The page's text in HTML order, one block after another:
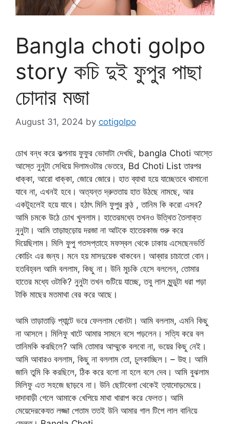
Bangla choti golpo
story কচি দুই ফুপুর পাছা
চোদার মজা
August 31, 2024 by cotigolpo
চোখ বন্ধ করে কল্পনায় ফুফুর ভোদাটা দেখছি, bangla Choti আস্তে
আস্তে নুনুটা সেধিয়ে দিলামওটার ভেতরে, Bd Choti List তারপর
ধাক্কা, আরো ধাক্কা, জোরে জোরে। হাত ব্যাথা হয়ে যাচ্ছেতবে থামানো
যাবে না, এখনই হবে। অত্যন্ত দ্রুততায় হাত উঠছে নামছে, আর
একটুহলেই হয়ে যাবে। হঠাৎ মিলি ফুপুর কন্ঠ , তানিম কি করো এসব?
আমি চমকে উঠে চোখ খুললাম। হাতেরমধ্যে তখনও উত্থিত তৈলাক্ত
নুনুটা। আমি তাড়াহুড়োয় দরজা না আটকে হাতেরকাজ শুরু করে
দিয়েছিলাম। মিলি ফুপু গতসপ্তাহে মফস্বল থেকে ঢাকায় এসেছেনভর্তি
কোচিং এর জন্য। মনে হয় মাসদুয়েক থাকবেন। আব্বার চাচাতো বোন।
হতবিহ্বল আমি বললাম, কিছু না। উনি মুচকি হেসে বললেন, তোমার
হাতের মধ্যে ওটাকি? নুনুটা তখন গুটিয়ে যাচ্ছে, তবু লাল মুন্ডুটা ধরা পড়া
টাকি মাছের মতমাথা বের করে আছে।
আমি তাড়াতাড়ি প্যান্টে ভরে ফেললাম ধোনটা। আমি বললাম, এমনি কিছু
না আসলে। মিলিফু খাটে আমার সামনে বসে পড়লেন। সত্যি করে বল
তানিমকি করছিলে? আমি তোমার আম্মুকে বলবো না, ভয়ের কিছু নেই।
আমি আবারও বললাম, কিছু না বললাম তো, চুলকাচ্ছিল। – উহু। আমি
জানি তুমি কি করছিলে, ঠিক করে বলো না হলে বলে দেব। আমি বুঝলাম
মিলিফু এত সহজে ছাড়বে না। উনি ছোটবেলা থেকেই ত্যাদোড়মেয়ে।
দাদাবাড়ী গেলে আমাকে খেপিয়ে মাথা খারাপ করে ফেলত। আমি
মেয়েদেরকেযত লজ্জা পেতাম ততই উনি আমার গাল টিপে লাল বানিয়ে